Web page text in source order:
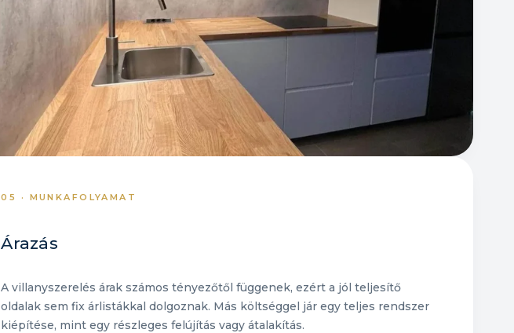
05 · MUNKAFOLYAMAT
Árazás
A villanyszerelés árak számos tényezőtől függenek, ezért a jól teljesítő
oldalak sem fix árlistákkal dolgoznak. Más költséggel jár egy teljes rendszer
kiépítése, mint egy részleges felújítás vagy átalakítás.